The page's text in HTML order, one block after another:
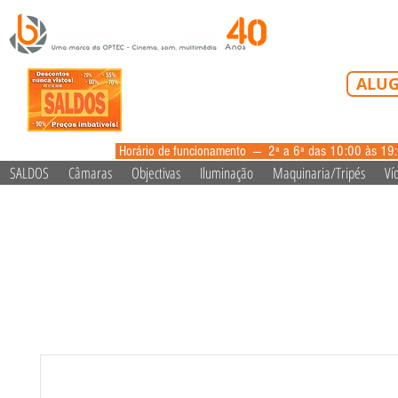
Horário de funcionamento --- 2ª a 6ª das 10:00 às
SALDOS Câmaras Objectivas Iluminação Maquinaria/Tripés